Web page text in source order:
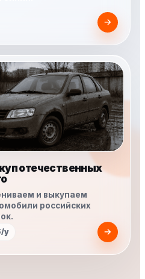
отечественных
и выкупаем
российских
у